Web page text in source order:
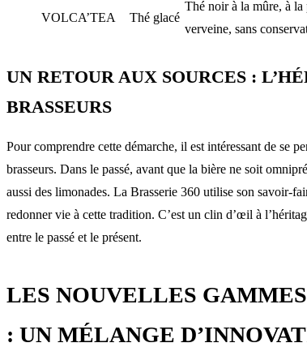
VOLCA’TEA Thé glacé
Thé noir à la mûre, à la
verveine, sans
UN RETOUR AUX SOURCES :
BRASSEURS
Pour comprendre cette démarche, il est intéressant de se
brasseurs. Dans le passé, avant que la bière ne soit
aussi des limonades. La Brasserie 360 utilise son savoir-
redonner vie à cette tradition. C’est un clin d’œil à
entre le passé et le présent.
LES NOUVELLES
: UN MÉLANGE